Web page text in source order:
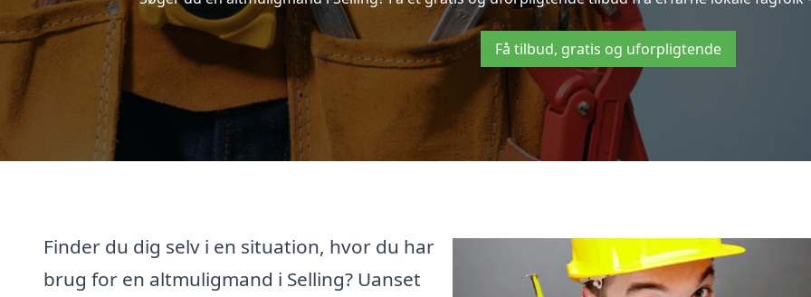
Få tilbud, gratis og uforpligtende
Finder du dig selv i en situation, hvor du har
brug for en altmuligmand i Selling? Uanset